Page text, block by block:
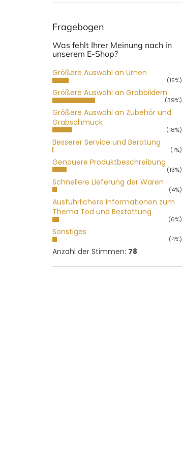
Fragebogen
Was fehlt Ihrer Meinung nach in
unserem E-Shop?
Größere Auswahl an Urnen
(15%)
Größere Auswahl an Grabbildern
(39%)
Größere Auswahl an Zubehör und
Grabschmuck
(18%)
Besserer Service und Beratung
(1%)
Genauere Produktbeschreibung
(13%)
Schnellere Lieferung der Waren
(4%)
Ausführlichere Informationen zum
Thema Tod und Bestattung
(6%)
Sonstiges
(4%)
Anzahl der Stimmen: 78